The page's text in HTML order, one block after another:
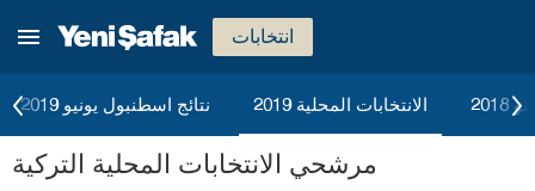
انتخابات
نتائج اسطنبول يونيو 2019 الانتخابات المحلية 2019
مرشحي الانتخابات المحلية التركية
أنقرة
إزمير